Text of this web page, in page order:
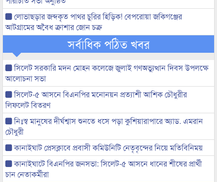
লোভাছড়ার জব্দকৃত পাথর চুরির হিড়িক! বেপরোয়া জকিগঞ্জের
আটগ্রামের অবৈধ ক্রাশার জোন চক্র
সর্বাধিক পঠিত খবর
সিলেট সরকারি মদন মোহন কলেজে জুলাই গণঅভ্যুত্থান দিবস উপলক্ষে
আলোচনা সভা
সিলেট-৫ আসনে বিএনপির মনোনয়ন প্রত্যাশী আশিক চৌধুরীর
লিফলেট বিতরণ
নিঃস্ব মানুষের দীর্ঘশ্বাস শুনতে ধসে পড়া কুশিয়ারাপারে অ্যাড. এমরান
চৌধুরী
কানাইঘাট প্রেসক্লাবে প্রবাসী কমিউনিটি নেতৃবৃন্দের নিয়ে মতিবিনিময়
কানাইঘাটে বিএনপির জনসভা: সিলেট-৫ আসনে ধানের শীষের প্রার্থী
চান নেতাকর্মীরা